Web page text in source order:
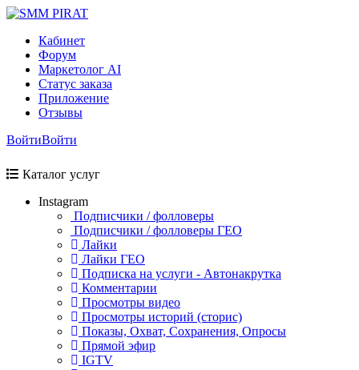
Кабинет
Форум
Маркетолог AI
Статус заказа
Приложение
Отзывы
ВойтиВойти
Каталог услуг
Instagram
Подписчики / фолловеры
Подписчики / фолловеры ГЕО
Лайки
Лайки ГЕО
Подписка на услуги - Автонакрутка
Комментарии
Просмотры видео
Просмотры историй (сторис)
Показы, Охват, Сохранения, Опросы
Прямой эфир
IGTV